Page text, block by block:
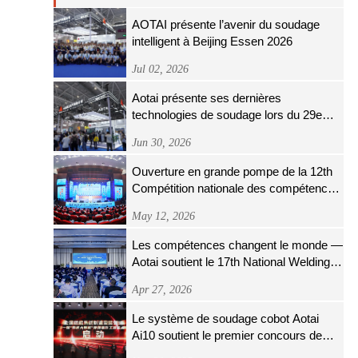
AOTAI présente l’avenir du soudage
intelligent à Beijing Essen 2026
Jul 02, 2026
Aotai présente ses dernières
technologies de soudage lors du 29e
»
Jun 30, 2026
Ouverture en grande pompe de la 12th
Compétition nationale des compétences
de l'acier
May 12, 2026
Les compétences changent le monde —
Aotai soutient le 17th National Welding
Apr 27, 2026
Le système de soudage cobot Aotai
Ai10 soutient le premier concours de